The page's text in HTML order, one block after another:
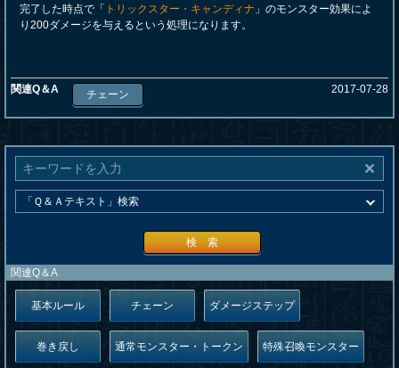
完了した時点で「 トリックスター・キャンディナ 」のモンスター効果によ
り200ダメージを与えるという処理になります。
関連Q＆A チェーン 2017-07-28
検 索
関連Q＆A
基本ルール チェーン ダメージステップ
巻き戻し 通常モンスター・トークン 特殊召喚モンスター